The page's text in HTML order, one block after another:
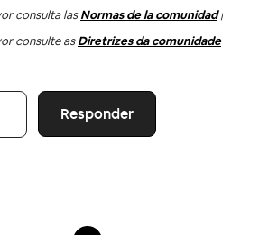
consulta las Normas de la comunidad|
consulte as Diretrizes da comunidade
Responder